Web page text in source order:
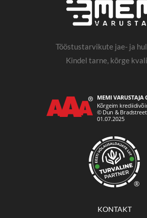
Tööstustarvikute jae- ja
Kindel tarne, kõrge
®
KONTAKT